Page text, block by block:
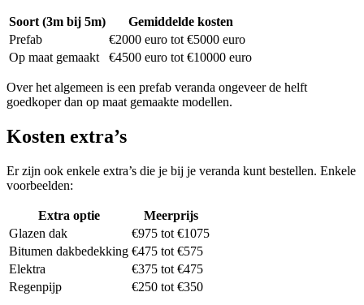
Soort (3m bij 5m)
Gemiddelde kosten
Prefab
€2000 euro tot €5000 euro
Op maat gemaakt
€4500 euro tot €10000 euro
Over het algemeen is een prefab veranda ongeveer de helft
goedkoper dan op maat gemaakte modellen.
Kosten extra’s
Er zijn ook enkele extra’s die je bij je veranda kunt bestellen. Enkele
voorbeelden:
Extra optie
Meerprijs
Glazen dak
€975 tot €1075
Bitumen dakbedekking €475 tot €575
Elektra
€375 tot €475
Regenpijp
€250 tot €350